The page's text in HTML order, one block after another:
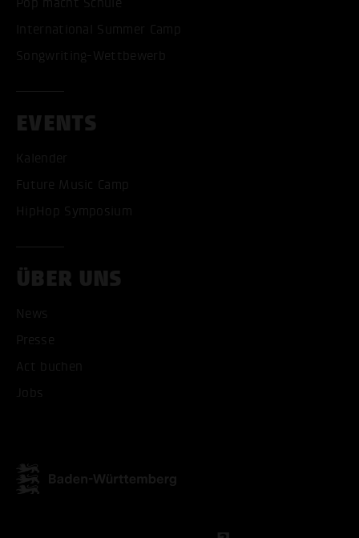
International Summer Camp
Songwriting-Wettbewerb
EVENTS
Kalender
Future Music Camp
HipHop Symposium
ÜBER UNS
News
Presse
Act buchen
Jobs